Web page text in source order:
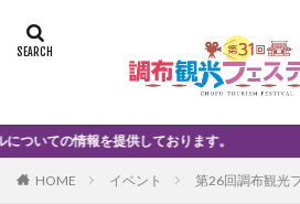
提供しております。
HOME イベント 第26回調布観光